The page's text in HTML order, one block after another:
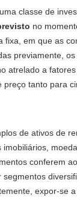
classe de
no
fixa, em que as
previamente,
atrelado a
preço tanto para
de ativos de
imobiliários,
conferem
segmentos
expor-se